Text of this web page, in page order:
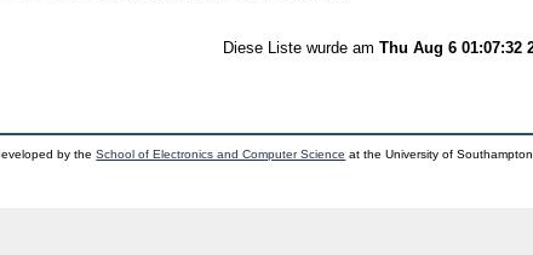
Diese Liste wurde am Thu Aug 6 01:07:32
by theSchool of Electronics and Computer Science at the University of